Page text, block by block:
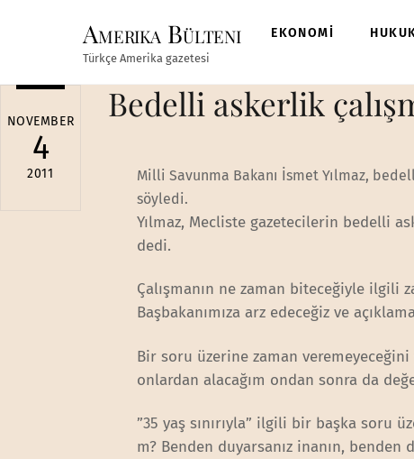
Amerika Bülteni
Türkçe Amerika gazetesi
EKONOMİ
NOVEMBER
4
2011
Bedelli askerlik
Milli Savunma Bakanı İsmet Yılmaz,
söyledi.
Yılmaz, Mecliste gazetecilerin bedelli
dedi.
Çalışmanın ne zaman biteceğiyle ilgili
Başbakanımıza arz edeceğiz ve
Bir soru üzerine zaman
onlardan alacağım ondan sonra da
”35 yaş sınırıyla” ilgili bir başka soru
m? Benden duyarsanız inanın, benden